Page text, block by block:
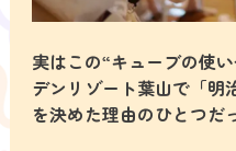
実はこの“キューブの使
デンリゾート葉山で「明
を決めた理由のひとつだ